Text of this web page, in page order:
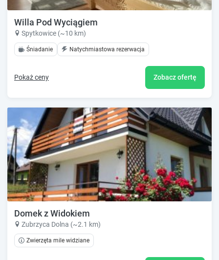
Willa Pod Wyciągiem
Spytkowice (~10 km)
Śniadanie Natychmiastowa rezerwacja
Pokaż ceny Zobacz ofertę
Domek z Widokiem
Zubrzyca Dolna (~2.1 km)
Zwierzęta mile widziane